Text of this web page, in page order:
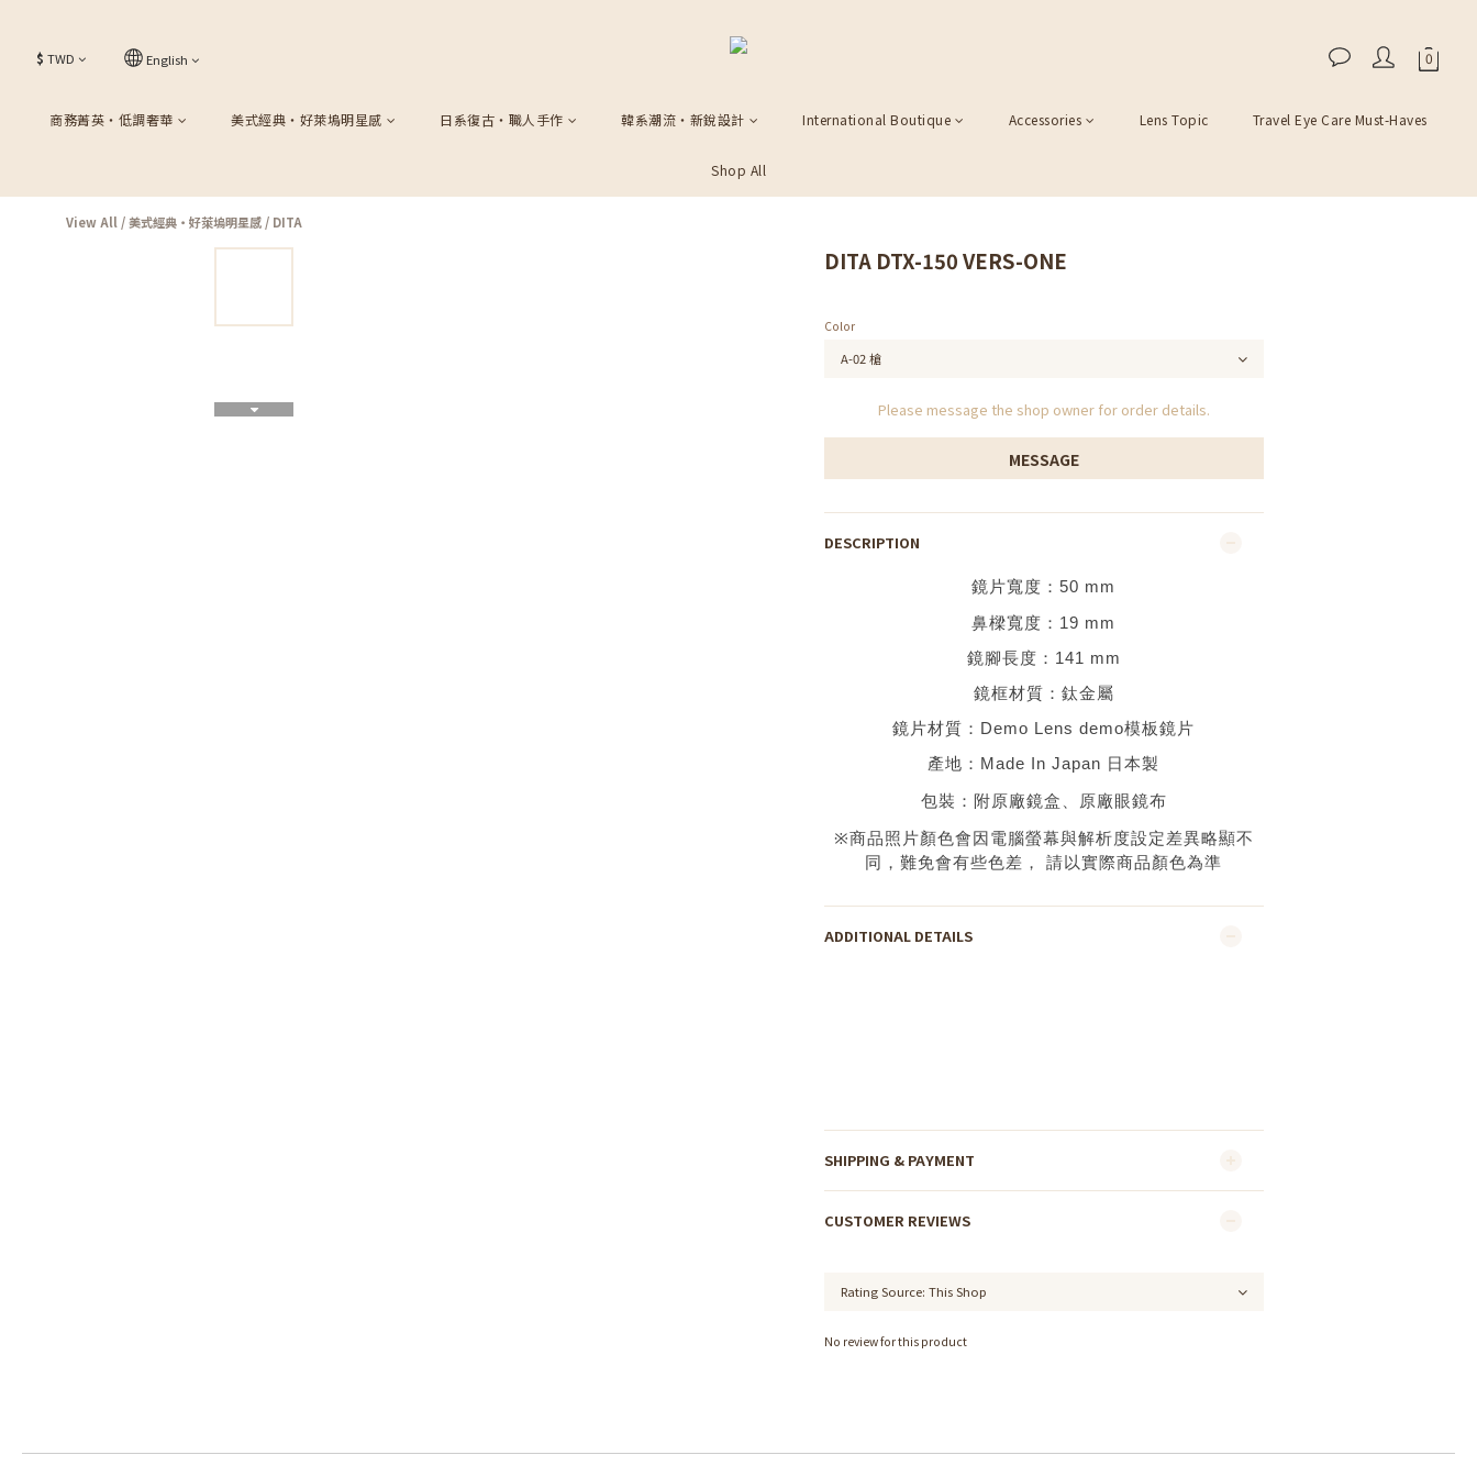
$ TWD English
商務菁英・低調奢華 美式經典・好萊塢明星感 日系復古・職人手作 韓系潮流・新銳設計 International Boutique Accessories Lens Topic Travel Eye Care Must-Haves
Shop All
View All /美式經典・好萊塢明星感 / DITA
DITA DTX-150 VERS-ONE
Color
Please message the shop owner for order details.
MESSAGE
DESCRIPTION
鏡片寬度： 50 mm
鼻樑寬度： 19 mm
鏡腳長度： 141 mm
鏡框材質： 鈦金屬
鏡片材質： Demo Lens demo模板鏡片
產地： Made In Japan 日本製
包裝：附原廠鏡盒 、原廠眼鏡布
※商品照片顏色會因電腦螢幕與解析度設定差異略顯不
同，難免會有些色差，
請以實際商品顏色為準
ADDITIONAL DETAILS
SHIPPING & PAYMENT
CUSTOMER REVIEWS
No review for this product